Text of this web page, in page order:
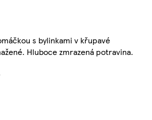
s bylinkami v křupavé
Hluboce zmrazená potravina.